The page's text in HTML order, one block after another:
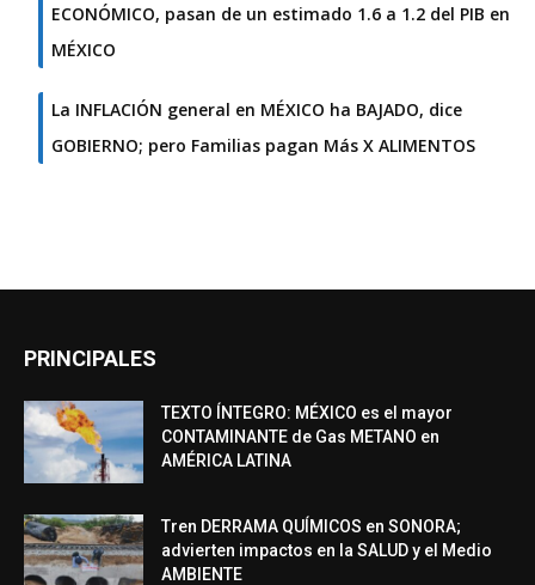
ECONÓMICO, pasan de un estimado 1.6 a 1.2 del PIB en
MÉXICO
La INFLACIÓN general en MÉXICO ha BAJADO, dice
GOBIERNO; pero Familias pagan Más X ALIMENTOS
PRINCIPALES
TEXTO ÍNTEGRO: MÉXICO es el mayor
CONTAMINANTE de Gas METANO en
AMÉRICA LATINA
Tren DERRAMA QUÍMICOS en SONORA;
advierten impactos en la SALUD y el Medio
AMBIENTE